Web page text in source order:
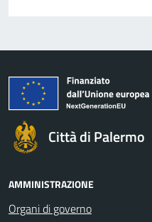
Città di Palermo
AMMINISTRAZIONE
Organi di governo